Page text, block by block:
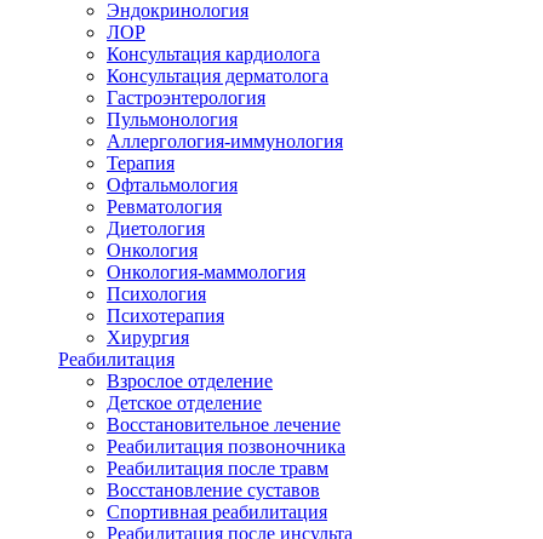
Эндокринология
ЛОР
Консультация кардиолога
Консультация дерматолога
Гастроэнтерология
Пульмонология
Аллергология-иммунология
Терапия
Офтальмология
Ревматология
Диетология
Онкология
Онкология-маммология
Психология
Психотерапия
Хирургия
Реабилитация
Взрослое отделение
Детское отделение
Восстановительное лечение
Реабилитация позвоночника
Реабилитация после травм
Восстановление суставов
Спортивная реабилитация
Реабилитация после инсульта